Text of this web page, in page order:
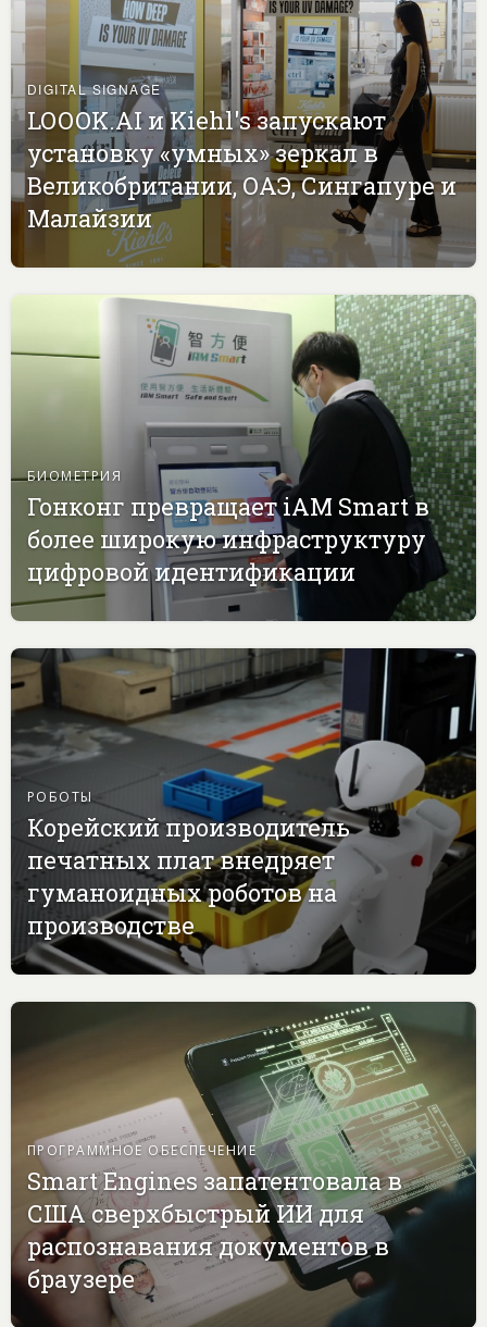
DIGITAL SIGNAGE
LOOOK.AI и Kiehl's запускают
установку «умных» зеркал в
Великобритании, ОАЭ, Сингапуре и
Малайзии
БИОМЕТРИЯ
Гонконг превращает iAM Smart в
более широкую инфраструктуру
цифровой идентификации
РОБОТЫ
Корейский производитель
печатных плат внедряет
гуманоидных роботов на
производстве
ПРОГРАММНОЕ ОБЕСПЕЧЕНИЕ
Smart Engines запатентовала в
США сверхбыстрый ИИ для
распознавания документов в
браузере